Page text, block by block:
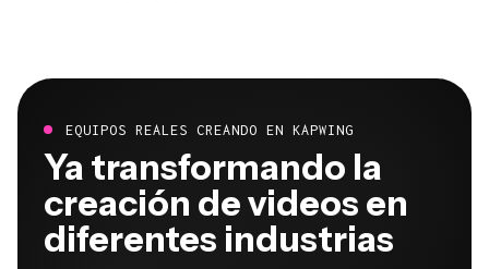
EQUIPOS REALES CREANDO EN KAPWING
Ya transformando la
creación de videos en
diferentes industrias